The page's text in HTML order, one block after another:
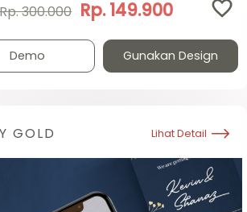
Rp. 300.000 Rp. 149.900
Demo Gunakan Design
GOLD Lihat Detail